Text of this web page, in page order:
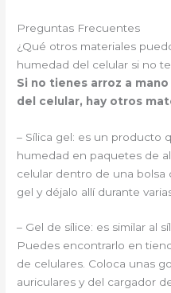
Preguntas Frecuentes
¿Qué otros materiales
humedad del celular si no
Si no tienes arroz a
del celular, hay otros
– Sílica gel: es un producto
humedad en paquetes de
celular dentro de una bolsa
gel y déjalo allí durante
– Gel de sílice: es similar al
Puedes encontrarlo en
de celulares. Coloca unas
auriculares y del cargador